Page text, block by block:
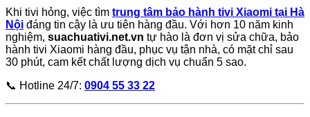
Khi tivi hỏng, việc tìm trung tâm bảo hành tivi Xiaomi tại Hà
Nội đáng tin cậy là ưu tiên hàng đầu. Với hơn 10 năm kinh
nghiệm, suachuativi.net.vn tự hào là đơn vị sửa chữa, bảo
hành tivi Xiaomi hàng đầu, phục vụ tận nhà, có mặt chỉ sau
30 phút, cam kết chất lượng dịch vụ chuẩn 5 sao.
📞 Hotline 24/7: 0904 55 33 22